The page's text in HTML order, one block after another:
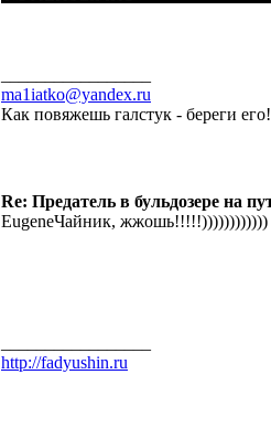
ma1iatko@yandex.ru
Как повяжешь галстук - береги
Re: Предатель в бульдозере на
EugeneЧайник, жжошь!!!!!))))))))))))
http://fadyushin.ru